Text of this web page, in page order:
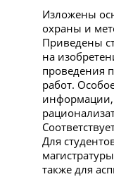
Изложены
охраны и
Приведены
на
проведения
работ.
информации,
Для
также для